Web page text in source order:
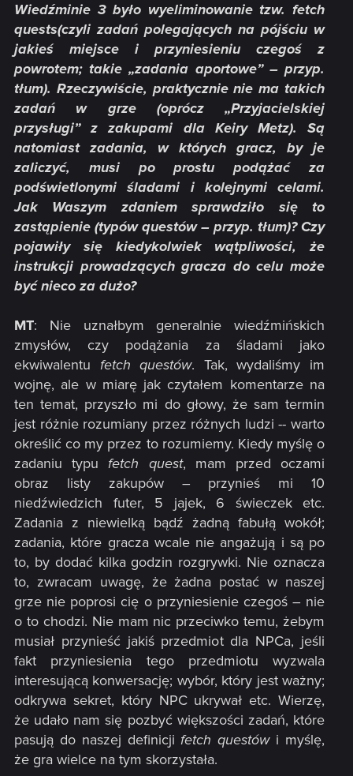
Wiedźminie 3 było wyeliminowanie tzw. fetch
quests(czyli zadań polegających na pójściu w
jakieś miejsce i przyniesieniu czegoś z
powrotem; takie „zadania aportowe” – przyp.
tłum). Rzeczywiście, praktycznie nie ma takich
zadań w grze (oprócz „Przyjacielskiej
przysługi” z zakupami dla Keiry Metz). Są
natomiast zadania, w których gracz, by je
zaliczyć, musi po prostu podążać za
podświetlonymi śladami i kolejnymi celami.
Jak Waszym zdaniem sprawdziło się to
zastąpienie (typów questów – przyp. tłum)? Czy
pojawiły się kiedykolwiek wątpliwości, że
instrukcji prowadzących gracza do celu może
być nieco za dużo?
MT: Nie uznałbym generalnie wiedźmińskich
zmysłów, czy podążania za śladami jako
ekwiwalentu fetch questów. Tak, wydaliśmy im
wojnę, ale w miarę jak czytałem komentarze na
ten temat, przyszło mi do głowy, że sam termin
jest różnie rozumiany przez różnych ludzi -- warto
określić co my przez to rozumiemy. Kiedy myślę o
zadaniu typufetch quest, mam przed oczami
obraz listy zakupów – przynieś mi 10
niedźwiedzich futer, 5 jajek, 6 świeczek etc.
Zadania z niewielką bądź żadną fabułą wokół;
zadania, które gracza wcale nie angażują i są po
to, by dodać kilka godzin rozgrywki. Nie oznacza
to, zwracam uwagę, że żadna postać w naszej
grze nie poprosi cię o przyniesienie czegoś – nie
o to chodzi. Nie mam nic przeciwko temu, żebym
musiał przynieść jakiś przedmiot dla NPCa, jeśli
fakt przyniesienia tego przedmiotu wyzwala
interesującą konwersację; wybór, który jest ważny;
odkrywa sekret, który NPC ukrywał etc. Wierzę,
że udało nam się pozbyć większości zadań, które
pasują do naszej definicjifetch questówi myślę,
że gra wielce na tym skorzystała.